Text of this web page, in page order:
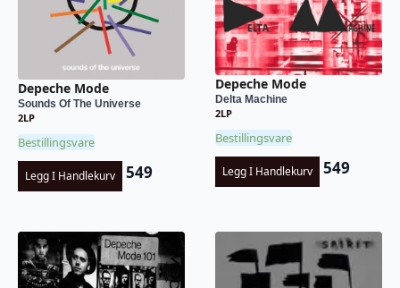
Depeche Mode
Sounds Of The Universe
2LP
Bestillingsvare
Legg I Handlekurv 549
Depeche Mode
Delta Machine
2LP
Bestillingsvare
Legg I Handlekurv 549